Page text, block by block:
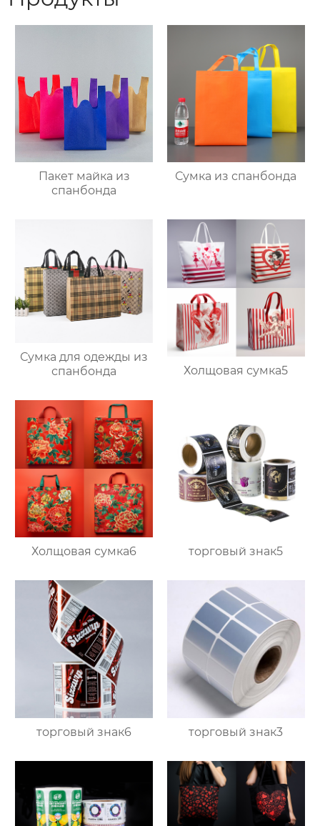
Пакет майка из
спанбонда
Сумка из спанбонда
Сумка для одежды из
спанбонда
Холщовая сумка5
Холщовая сумка6 торговый знак5
торговый знак6 торговый знак3